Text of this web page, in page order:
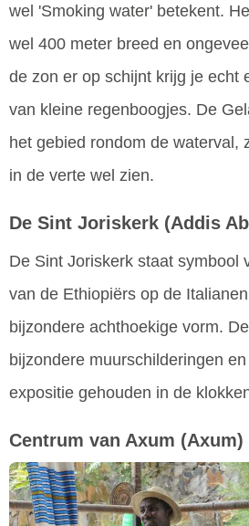
wel 'Smoking water' betekent.
wel 400 meter breed en
de zon er op schijnt krijg je echt
van kleine regenboogjes. De
het gebied rondom de waterval,
in de verte wel zien.
De Sint Joriskerk (Addis
De Sint Joriskerk staat symbool
van de Ethiopiërs op de
bijzondere achthoekige vorm.
bijzondere muurschilderingen
expositie gehouden in de
Centrum van Axum (Axum)